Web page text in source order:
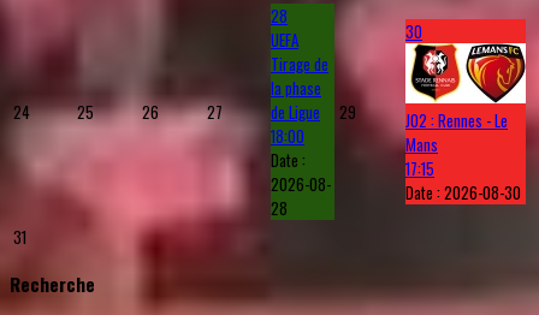
24 25 26 27
28
UEFA
Tirage de
la phase
de Ligue
18:00
Date :
2026-08-
28
29
30
J02 : Rennes - Le
Mans
17:15
Date :2026-08-30
31
Recherche